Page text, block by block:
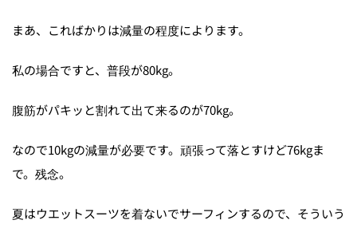
まあ、こればかりは減量の程度によります。
私の場合ですと、普段が80kg。
腹筋がパキッと割れて出て来るのが70kg。
なので10kgの減量が必要です。頑張って落とすけど76kgま
で。残念。
夏はウエットスーツを着ないでサーフィンするので、そういう